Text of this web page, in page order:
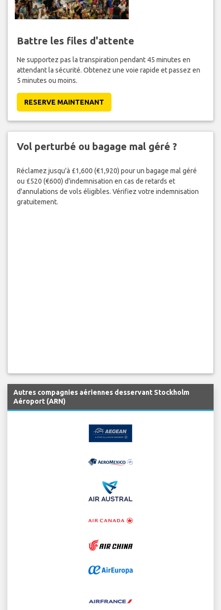
Battre les files d'attente
Ne supportez pas la transpiration pendant 45 minutes en
attendant la sécurité. Obtenez une voie rapide et passez en
5 minutes ou moins.
RESERVE MAINTENANT
Vol perturbé ou bagage mal géré ?
Réclamez jusqu'à £1,600 (€1,920) pour un bagage mal géré
ou £520 (€600) d'indemnisation en cas de retards et
d'annulations de vols éligibles. Vérifiez votre indemnisation
gratuitement.
Autres compagnies aériennes desservant Stockholm
Aéroport (ARN)